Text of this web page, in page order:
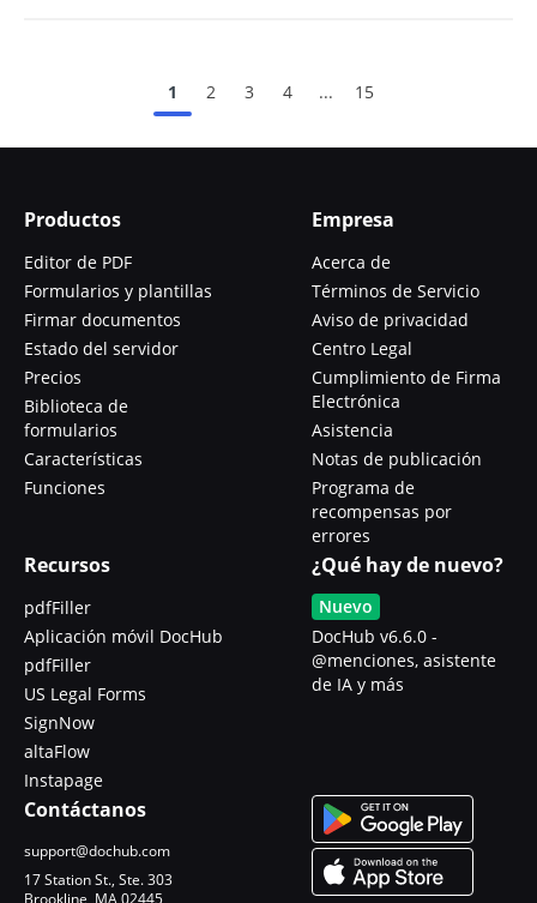
1 2 3 4 ... 15
Productos
Editor de PDF
Formularios y plantillas
Firmar documentos
Estado del servidor
Precios
Biblioteca de
formularios
Características
Funciones
Empresa
Acerca de
Términos de Servicio
Aviso de privacidad
Centro Legal
Cumplimiento de Firma
Electrónica
Asistencia
Notas de publicación
Programa de
recompensas por
errores
Recursos
pdfFiller
Aplicación móvil DocHub
pdfFiller
US Legal Forms
SignNow
altaFlow
Instapage
¿Qué hay de nuevo?
Nuevo
DocHub v6.6.0 -
@menciones, asistente
de IA y más
Contáctanos
support@dochub.com
17 Station St., Ste. 303
Brookline, MA 02445